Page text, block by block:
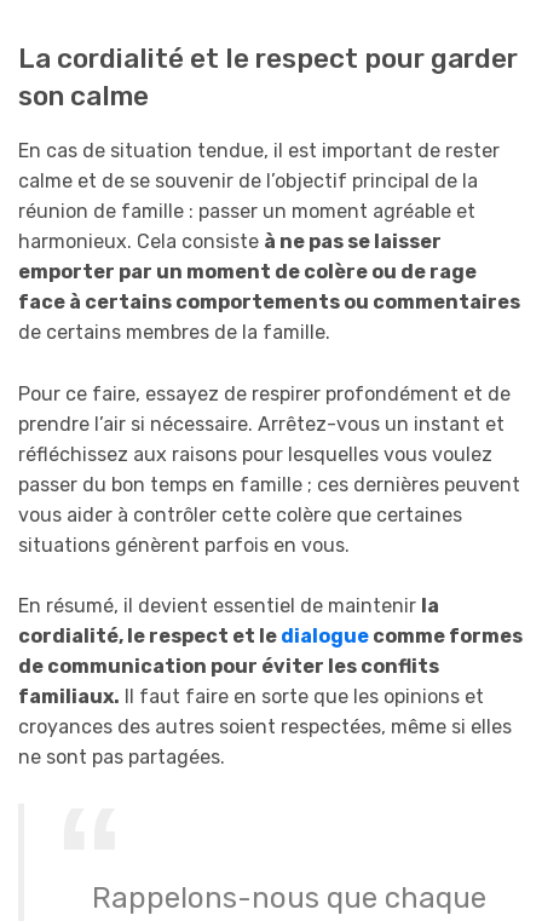
La cordialité et le respect pour garder
son calme
En cas de situation tendue, il est important de rester
calme et de se souvenir de l’objectif principal de la
réunion de famille : passer un moment agréable et
harmonieux. Cela consiste à ne pas se laisser
emporter par un moment de colère ou de rage
face à certains comportements ou commentaires
de certains membres de la famille.
Pour ce faire, essayez de respirer profondément et de
prendre l’air si nécessaire. Arrêtez-vous un instant et
réfléchissez aux raisons pour lesquelles vous voulez
passer du bon temps en famille ; ces dernières peuvent
vous aider à contrôler cette colère que certaines
situations génèrent parfois en vous.
En résumé, il devient essentiel de maintenir la
cordialité, le respect et le dialogue comme formes
de communication pour éviter les conflits
familiaux. Il faut faire en sorte que les opinions et
croyances des autres soient respectées, même si elles
ne sont pas partagées.
Rappelons-nous que chaque